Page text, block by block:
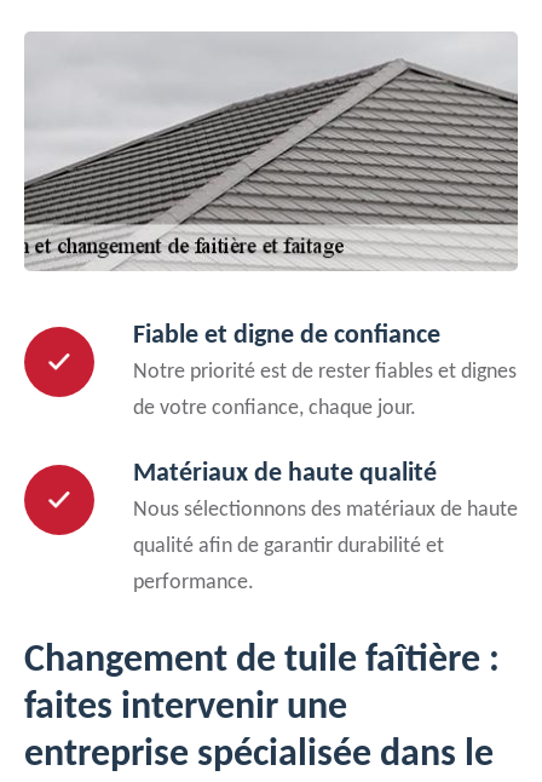
Fiable et digne de confiance
Notre priorité est de rester fiables et dignes
de votre confiance, chaque jour.
Matériaux de haute qualité
Nous sélectionnons des matériaux de haute
qualité afin de garantir durabilité et
performance.
Changement de tuile faîtière :
faites intervenir une
entreprise spécialisée dans le